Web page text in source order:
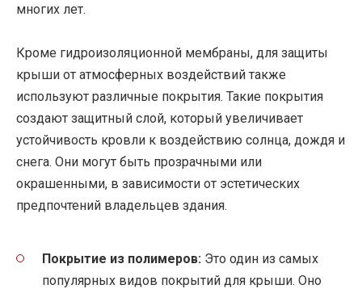
многих лет.
Кроме гидроизоляционной мембраны, для защиты
крыши от атмосферных воздействий также
используют различные покрытия. Такие покрытия
создают защитный слой, который увеличивает
устойчивость кровли к воздействию солнца, дождя и
снега. Они могут быть прозрачными или
окрашенными, в зависимости от эстетических
предпочтений владельцев здания.
Покрытие из полимеров: Это один из самых
популярных видов покрытий для крыши. Оно